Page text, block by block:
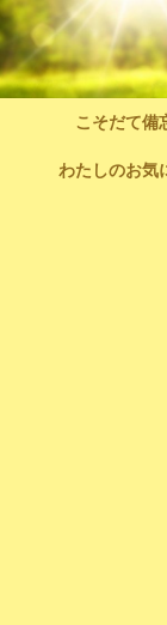
こそだて備
わたしのお気